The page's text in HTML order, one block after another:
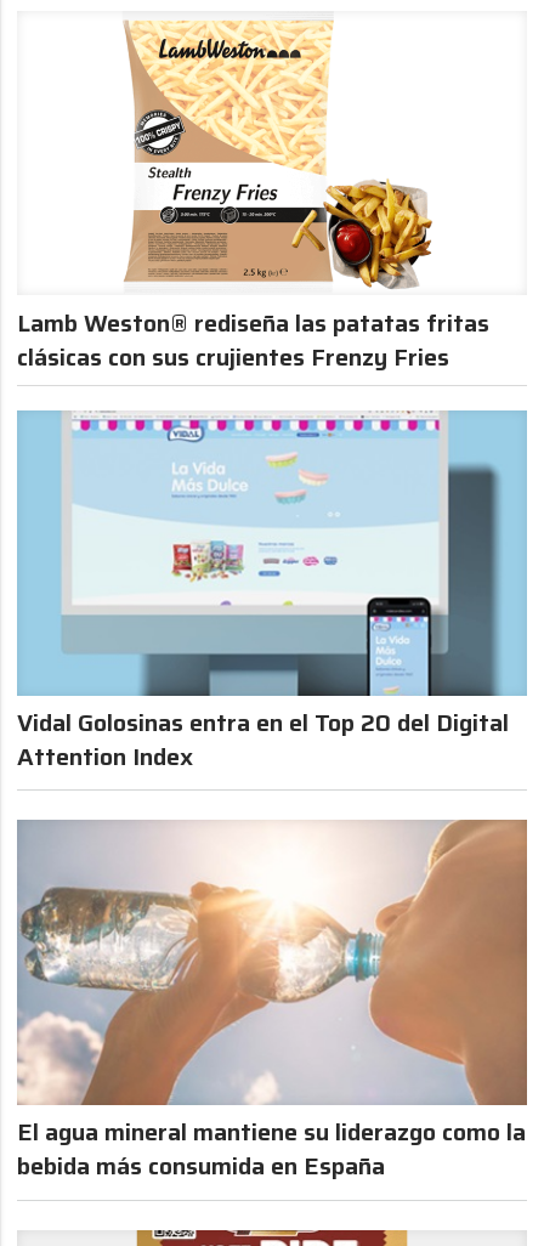
Lamb Weston® rediseña las patatas fritas
clásicas con sus crujientes Frenzy Fries
Vidal Golosinas entra en el Top 20 del Digital
Attention Index
El agua mineral mantiene su liderazgo como la
bebida más consumida en España